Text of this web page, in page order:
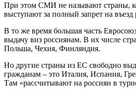
При этом СМИ не называют страны,
выступают за полный запрет на въезд
В то же время большая часть
выдачу виз россиянам. В их числе
Польша, Чехия, Финляндия.
Но другие страны из ЕС свободно
гражданам – это Италия, Испания,
Там «рассчитывают на россиян в